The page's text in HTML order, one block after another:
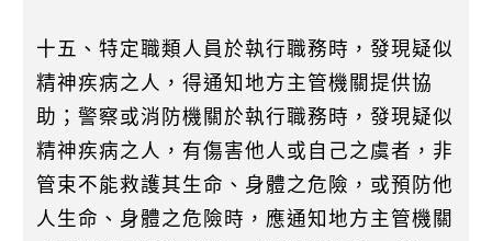
十五、特定職類人員於執行職務時，發現疑似
精神疾病之人，得通知地方主管機關提供協
助；警察或消防機關於執行職務時，發現疑似
精神疾病之人，有傷害他人或自己之虞者，非
管束不能救護其生命、身體之危險，或預防他
人生命、身體之危險時，應通知地方主管機關